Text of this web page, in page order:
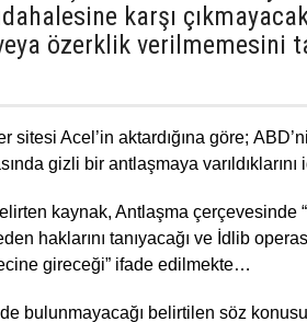
karşı
özerklik verilmemesini
Acel’in aktardığına göre;
gizli bir antlaşmaya varıldıklarını
kaynak, Antlaşma çerçevesinde
haklarını tanıyacağı ve İdlib
gireceği” ifade edilmekte…
bulunmayacağı belirtilen söz